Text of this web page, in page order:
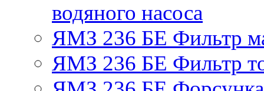
водяного насоса
ЯМЗ 236 БЕ Фильтр
ЯМЗ 236 БЕ Фильтр